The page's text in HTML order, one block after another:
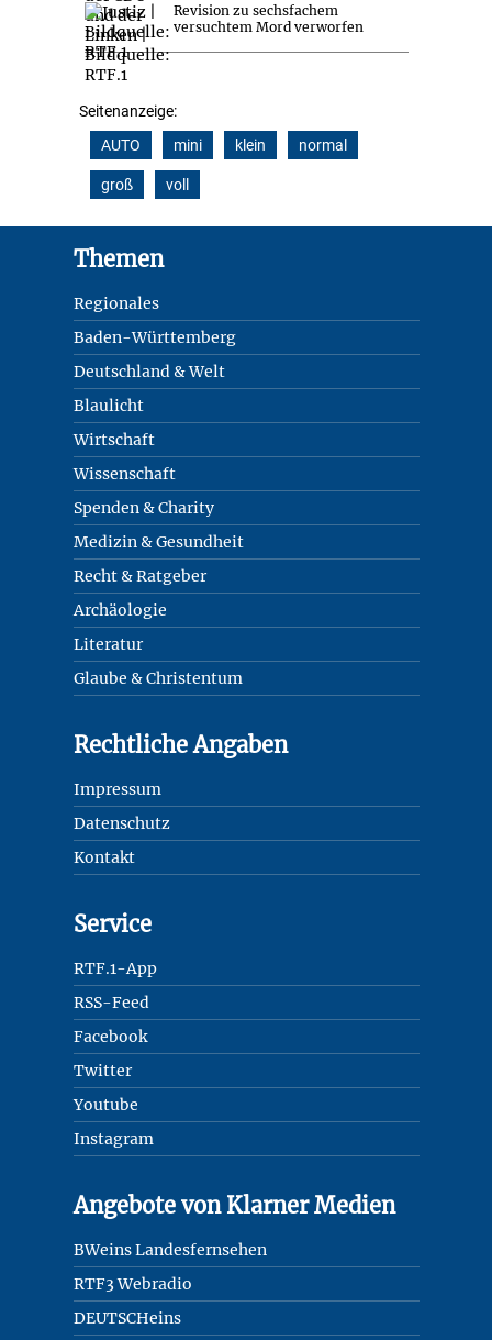
Revision zu sechsfachem
versuchtem Mord verworfen
Seitenanzeige:
AUTO
mini klein normal
groß voll
Themen
Regionales
Baden-Württemberg
Deutschland & Welt
Blaulicht
Wirtschaft
Wissenschaft
Spenden & Charity
Medizin & Gesundheit
Recht & Ratgeber
Archäologie
Literatur
Glaube & Christentum
Rechtliche Angaben
Impressum
Datenschutz
Kontakt
Service
RTF.1-App
RSS-Feed
Facebook
Twitter
Youtube
Instagram
Angebote von Klarner Medien
BWeins Landesfernsehen
RTF3 Webradio
DEUTSCHeins